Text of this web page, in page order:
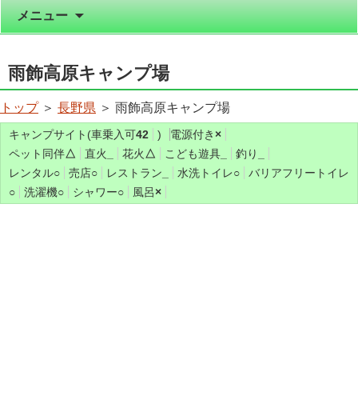
メニュー
雨飾高原キャンプ場
トップ＞ 長野県 ＞ 雨飾高原キャンプ場
キャンプサイト(車乗入可42 ) 電源付き ×
ペット同伴△ 直火 花火 △ こども遊具 釣り
レンタル○ 売店○ レストラン 水洗トイレ○
バリアフリートイレ
○
洗濯機○ シャワー○ 風呂×